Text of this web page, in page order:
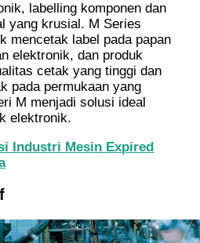
labelling komponen dan
yang krusial. M Series
mencetak label pada papan
elektronik, dan produk
cetak yang tinggi dan
pada permukaan yang
M menjadi solusi ideal
elektronik.
Industri Mesin Expired